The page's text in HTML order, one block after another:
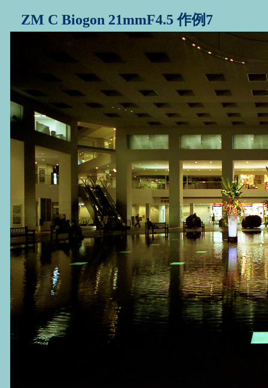
ZM C Biogon 21mmF4.5 作例7